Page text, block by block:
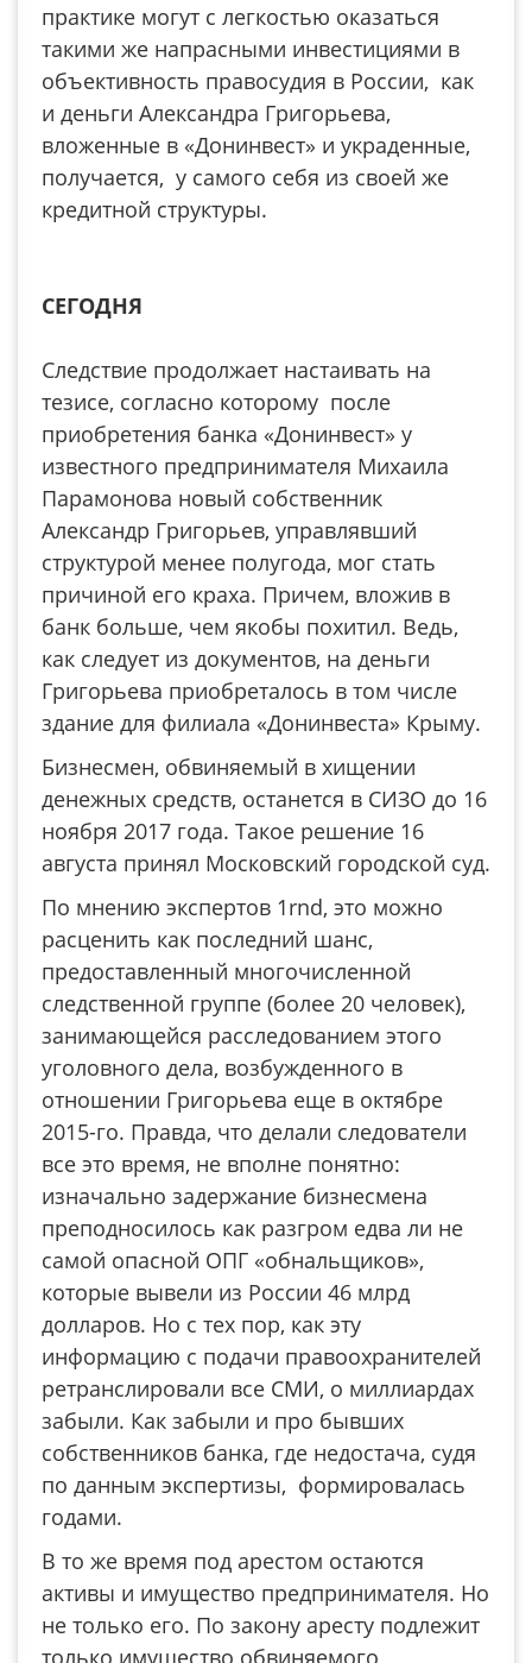
практике могут с легкостью оказаться
такими же напрасными инвестициями в
объективность правосудия в России, как
и деньги Александра Григорьева,
вложенные в «Донинвест» и украденные,
получается, у самого себя из своей же
кредитной структуры.
СЕГОДНЯ
Следствие продолжает настаивать на
тезисе, согласно которому после
приобретения банка «Донинвест» у
известного предпринимателя Михаила
Парамонова новый собственник
Александр Григорьев, управлявший
структурой менее полугода, мог стать
причиной его краха. Причем, вложив в
банк больше, чем якобы похитил. Ведь,
как следует из документов, на деньги
Григорьева приобреталось в том числе
здание для филиала «Донинвеста» Крыму.
Бизнесмен, обвиняемый в хищении
денежных средств, останется в СИЗО до 16
ноября 2017 года. Такое решение 16
августа принял Московский городской суд.
По мнению экспертов 1rnd, это можно
расценить как последний шанс,
предоставленный многочисленной
следственной группе (более 20 человек),
занимающейся расследованием этого
уголовного дела, возбужденного в
отношении Григорьева еще в октябре
2015-го. Правда, что делали следователи
все это время, не вполне понятно:
изначально задержание бизнесмена
преподносилось как разгром едва ли не
самой опасной ОПГ «обнальщиков»,
которые вывели из России 46 млрд
долларов. Но с тех пор, как эту
информацию с подачи правоохранителей
ретранслировали все СМИ, о миллиардах
забыли. Как забыли и про бывших
собственников банка, где недостача, судя
по данным экспертизы, формировалась
годами.
В то же время под арестом остаются
активы и имущество предпринимателя. Но
не только его. По закону аресту подлежит
только имущество обвиняемого